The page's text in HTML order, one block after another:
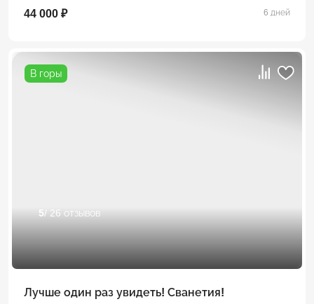
44 000 ₽ 6 дней
В горы
5/ 26 отзывов
Лучше один раз увидеть! Сванетия!